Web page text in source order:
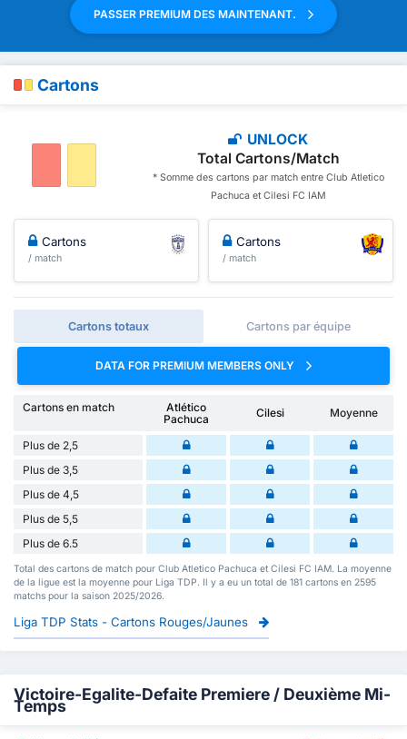
PASSER PREMIUM DES MAINTENANT.
Cartons
UNLOCK
Total Cartons/Match
* Somme des cartons par match entre Club Atletico
Pachuca et Cilesi FC IAM
Cartons
/ match
Cartons
/ match
Cartons totaux Cartons par équipe
DATA FOR PREMIUM MEMBERS ONLY
Cartons en match
Atlético
Pachuca
Cilesi Moyenne
Plus de 2,5
Plus de 3,5
Plus de 4,5
Plus de 5,5
Plus de 6.5
Total des cartons de match pour Club Atletico Pachuca et Cilesi FC IAM. La moyenne
de la ligue est la moyenne pour Liga TDP. Il y a eu un total de 181 cartons en 2595
matchs pour la saison 2025/2026.
Liga TDP Stats - Cartons Rouges/Jaunes
Victoire-Egalite-Defaite Premiere / Deuxième Mi-
Temps